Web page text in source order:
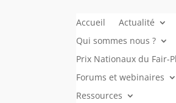
Accueil
Actualité
Qui sommes nous ?
Prix Nationaux du Fair-
Forums et webinaires
Ressources